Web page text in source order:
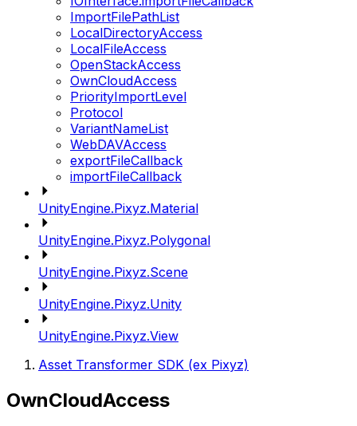
ImportFilePathList
LocalDirectoryAccess
LocalFileAccess
OpenStackAccess
OwnCloudAccess
PriorityImportLevel
Protocol
VariantNameList
WebDAVAccess
exportFileCallback
importFileCallback
UnityEngine.Pixyz.Material
UnityEngine.Pixyz.Polygonal
UnityEngine.Pixyz.Scene
UnityEngine.Pixyz.Unity
UnityEngine.Pixyz.View
Asset Transformer SDK (ex Pixyz)
OwnCloudAccess